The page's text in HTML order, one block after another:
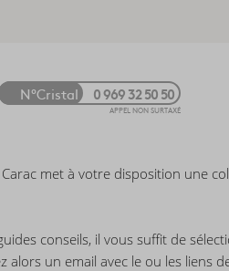
N°Cristal 0 969 32 50 50
APPEL NON SURTAXÉ
met à votre disposition une
conseils, il vous suffit de
un email avec le ou les liens